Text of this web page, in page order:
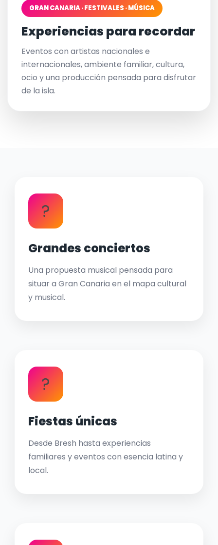
GRAN CANARIA · FESTIVALES · MÚSICA
Experiencias para recordar
Eventos con artistas nacionales e
internacionales, ambiente familiar, cultura,
ocio y una producción pensada para disfrutar
de la isla.
?
Grandes conciertos
Una propuesta musical pensada para
situar a Gran Canaria en el mapa cultural
y musical.
?
Fiestas únicas
Desde Bresh hasta experiencias
familiares y eventos con esencia latina y
local.